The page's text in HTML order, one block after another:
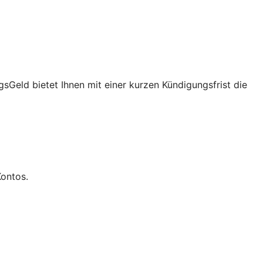
bietet Ihnen mit einer kurzen Kündigungsfrist die